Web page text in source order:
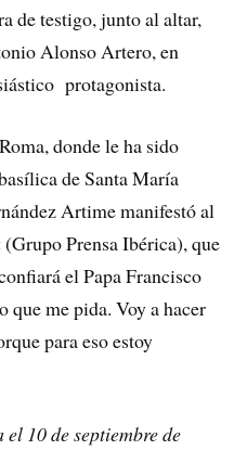
de testigo, junto al altar,
Alonso Artero, en
protagonista.
donde le ha sido
de Santa María
Artime manifestó al
(Grupo Prensa Ibérica), que
el Papa Francisco
que me pida. Voy a hacer
para eso estoy
10 de septiembre de